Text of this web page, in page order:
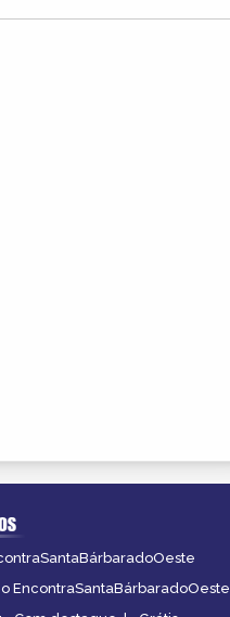
EncontraSantaBárbaradoOeste